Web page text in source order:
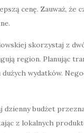
cenę. Zauważ, że
skorzystaj z
region. Planując
wydatków.
dzienny budżet
z lokalnych